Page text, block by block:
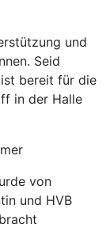
und
Seid
bereit für die
in der Halle
von
und HVB